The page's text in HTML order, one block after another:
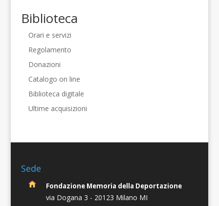
Biblioteca
Orari e servizi
Regolamento
Donazioni
Catalogo on line
Biblioteca digitale
Ultime acquisizioni
Sede
Fondazione Memoria della Deportazione
via Dogana 3 - 20123 Milano MI